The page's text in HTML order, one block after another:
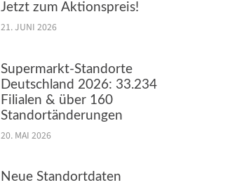
Jetzt zum Aktionspreis!
21. JUNI 2026
Supermarkt-Standorte
Deutschland 2026: 33.234
Filialen & über 160
Standortänderungen
20. MAI 2026
Neue Standortdaten